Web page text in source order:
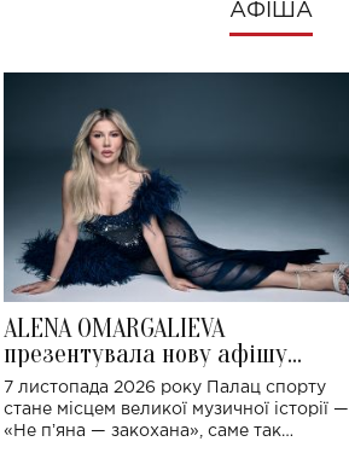
АФІША
ALENA OMARGALIEVA
презентувала нову афішу
великого концерту в Палаці
спорту
7 листопада 2026 року Палац спорту
стане місцем великої музичної історії —
«Не пʼяна — закохана», саме так